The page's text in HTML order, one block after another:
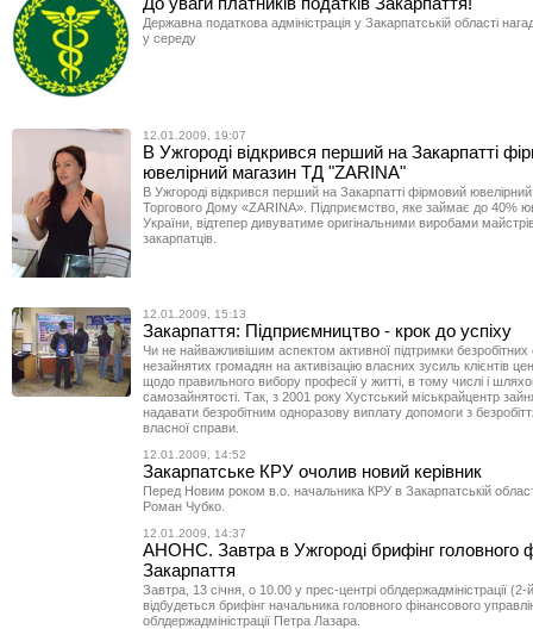
Державна податкова адміністрація у Закарпатській області
у середу
12.01.2009, 19:07
В Ужгороді відкрився перший на Закарпатті
ювелірний магазин ТД "ZARINA"
В Ужгороді відкрився перший на Закарпатті фірмовий
Торгового Дому «ZARINA». Підприємство, яке займає до 40%
України, відтепер дивуватиме оригінальними виробами
закарпатців.
12.01.2009, 15:13
Закарпаття: Підприємництво - крок до успіху
Чи не найважливішим аспектом активної підтримки безробітних
незайнятих громадян на активізацію власних зусиль клієнтів
щодо правильного вибору професії у житті, в тому числі і
самозайнятості. Так, з 2001 року Хустський міськрайцентр
надавати безробітним одноразову виплату допомоги з
власної справи.
12.01.2009, 14:52
Закарпатське КРУ очолив новий керівник
Перед Новим роком в.о. начальника КРУ в Закарпатській
Роман Чубко.
12.01.2009, 14:37
АНОНС. Завтра в Ужгороді брифінг головного
Закарпаття
Завтра, 13 січня, о 10.00 у прес-центрі облдержадміністрації
відбудеться брифінг начальника головного фінансового
облдержадміністрації Петра Лазара.